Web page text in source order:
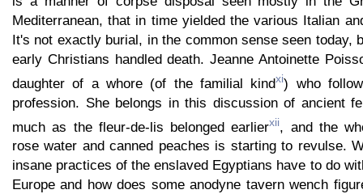
Mediterranean, that in time yielded the various Italian
It's not exactly burial, in the common sense seen today,
early Christians handled death. Jeanne Antoinette
daughter of a whore (of the familial kindxi) who
profession. She belongs in this discussion of ancient
much as the fleur-de-lis belonged earlierxii, and the
rose water and canned peaches is starting to revulse.
insane practices of the enslaved Egyptians have to do
Europe and how does some anodyne tavern wench